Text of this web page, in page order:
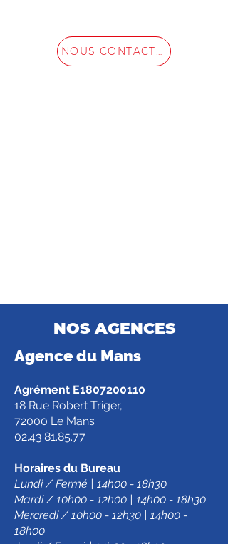
NOUS CONTACTER
NOS AGENCES
Agence du Mans
Agrément E1807200110
18 Rue Robert Triger,
72000 Le Mans
02.43.81.85.77
Horaires du Bureau
Lundi / Fermé | 14h00 - 18h30
Mardi / 10h00 - 12h00 | 14h00 - 18h30
Mercredi / 10h00 - 12h30 | 14h00 -
18h00